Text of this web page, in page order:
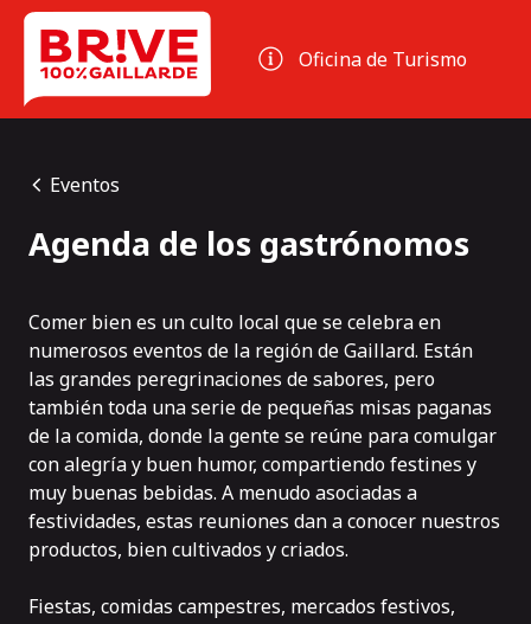
Panel de gestión de cookies
Oficina de Turismo
Eventos
Agenda de los gastrónomos
Comer bien es un culto local que se celebra en
numerosos eventos de la región de Gaillard. Están
las grandes peregrinaciones de sabores, pero
también toda una serie de pequeñas misas paganas
de la comida, donde la gente se reúne para comulgar
con alegría y buen humor, compartiendo festines y
muy buenas bebidas. A menudo asociadas a
festividades, estas reuniones dan a conocer nuestros
productos, bien cultivados y criados.
Fiestas, comidas campestres, mercados festivos,